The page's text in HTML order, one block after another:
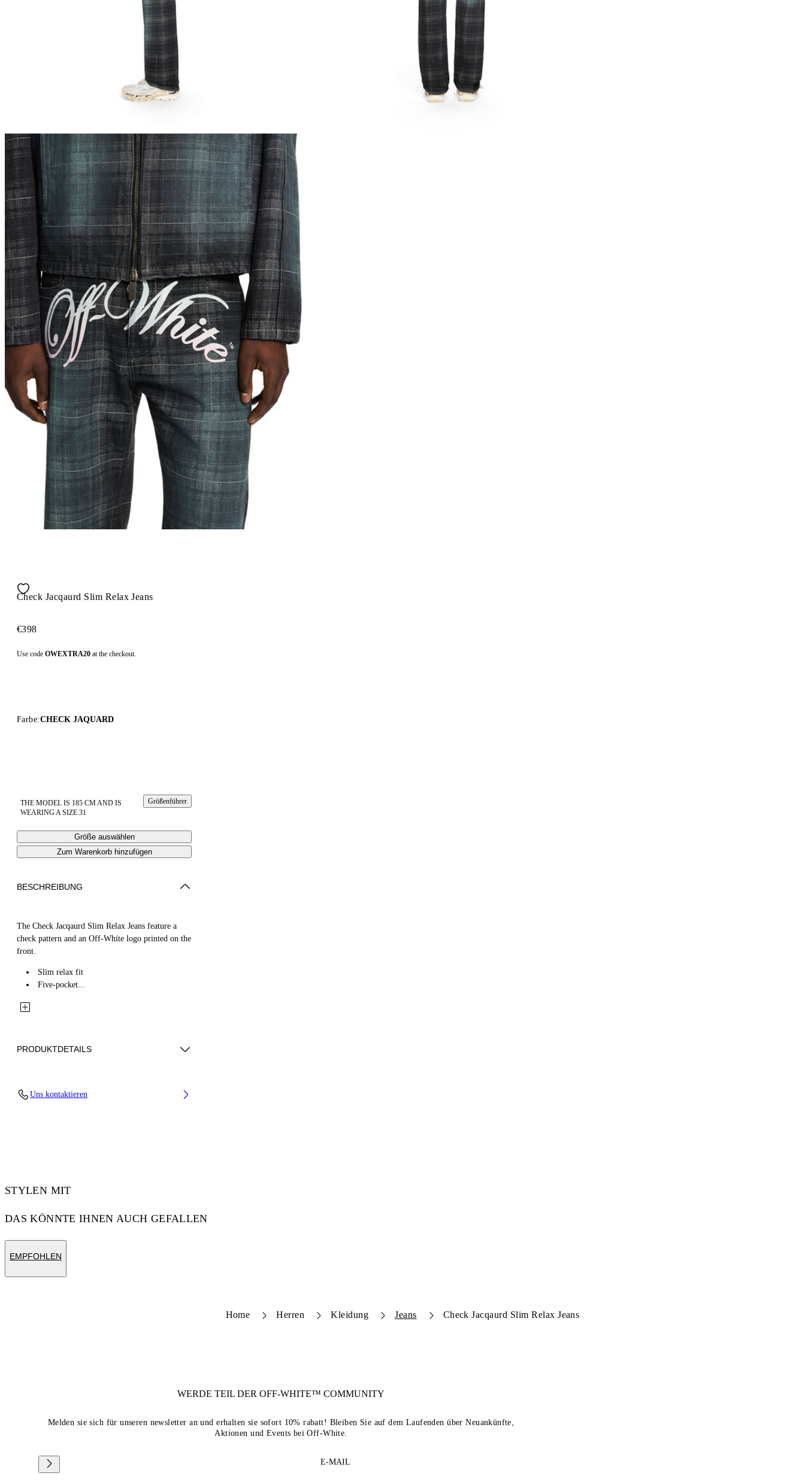
Check Jacqaurd Slim Relax Jeans
€398
Use code OWEXTRA20 at the checkout.
Farbe:CHECK JAQUARD
THE MODEL IS 185 CM AND IS
WEARING A SIZE 31
Größenführer
Größe auswählen
Zum Warenkorb hinzufügen
BESCHREIBUNG
The Check Jacqaurd Slim Relax Jeans feature a
check pattern and an Off-White logo printed on the
front.
Slim relax fit
Five-pocket...
PRODUKTDETAILS
Uns kontaktieren
STYLEN MIT
DAS KÖNNTE IHNEN AUCH GEFALLEN
EMPFOHLEN
Home Herren Kleidung Jeans Check Jacqaurd Slim Relax Jeans
WERDE TEIL DEROFF-WHITE™ COMMUNITY
Melden sie sich für unseren newsletter an und erhalten sie sofort 10% rabatt! Bleiben Sie auf dem Laufenden über Neuankünfte,
Aktionen und Events bei Off-White.
E-MAIL